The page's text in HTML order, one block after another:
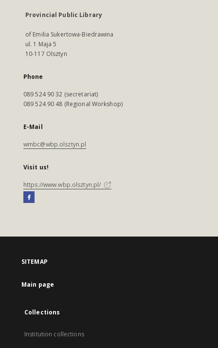
Provincial Public Library
of Emilia Sukertowa-Biedrawina
ul. 1 Maja 5
10-117 Olsztyn
Phone
089 524 90 32 (secretariat)
089 524 90 48 (Regional Workshop)
E-Mail
wmbc@wbp.olsztyn.pl
Visit us!
https://www.wbp.olsztyn.pl/
SITEMAP
Main page
Collections
Institution collections